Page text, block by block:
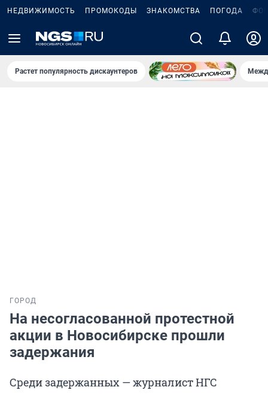
НЕДВИЖИМОСТЬ ПРОМОКОДЫ ЗНАКОМСТВА ПОГОДА
Растет популярность дискаунтеров
ГОРОД
На несогласованной протестной
акции в Новосибирске прошли
задержания
Среди задержанных — журналист НГС